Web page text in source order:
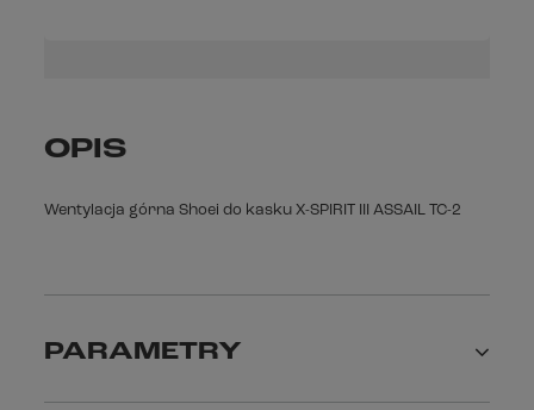
OPIS
Wentylacja górna Shoei do kasku X-SPIRIT III ASSAIL TC-2
PARAMETRY